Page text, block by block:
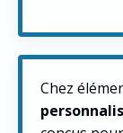
Chez